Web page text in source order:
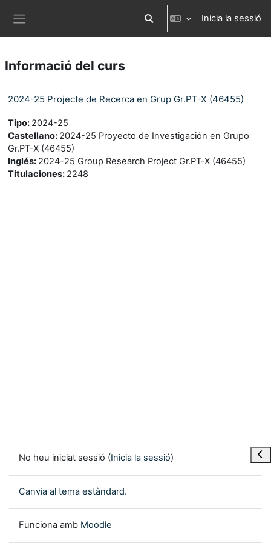
Commuta l'entrada de la cerca
Inicia la sessió
Informació del curs
2024-25 Projecte de Recerca en Grup Gr.PT-X (46455)
Tipo: 2024-25
Castellano: 2024-25 Proyecto de Investigación en Grupo
Gr.PT-X (46455)
Inglés: 2024-25 Group Research Project Gr.PT-X (46455)
Titulaciones: 2248
No heu iniciat sessió (Inicia la sessió)
Canvia al tema estàndard.
Funciona amb Moodle